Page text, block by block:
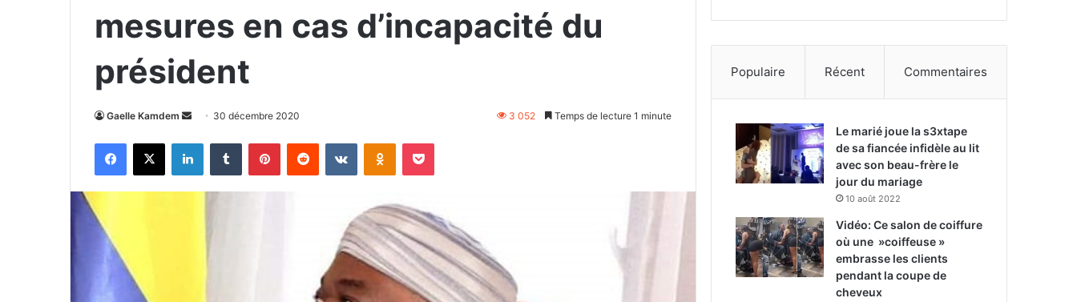
mesures en cas d’incapacité du
président
Gaelle Kamdem
Envoyer
courriel
30 décembre 2020 3 052 Temps de lecture 1 minute
Facebook
X LinkedinTumblr PinterestReddit VKontakteOdnoklassniki
Pocket
Populaire Récent Commentaires
Le marié joue la s3xtape
de sa fiancée infidèle au lit
avec son beau-frère le
jour du mariage
10 août 2022
Vidéo: Ce salon de coiffure
où une »coiffeuse »
embrasse les clients
pendant la coupe de
cheveux